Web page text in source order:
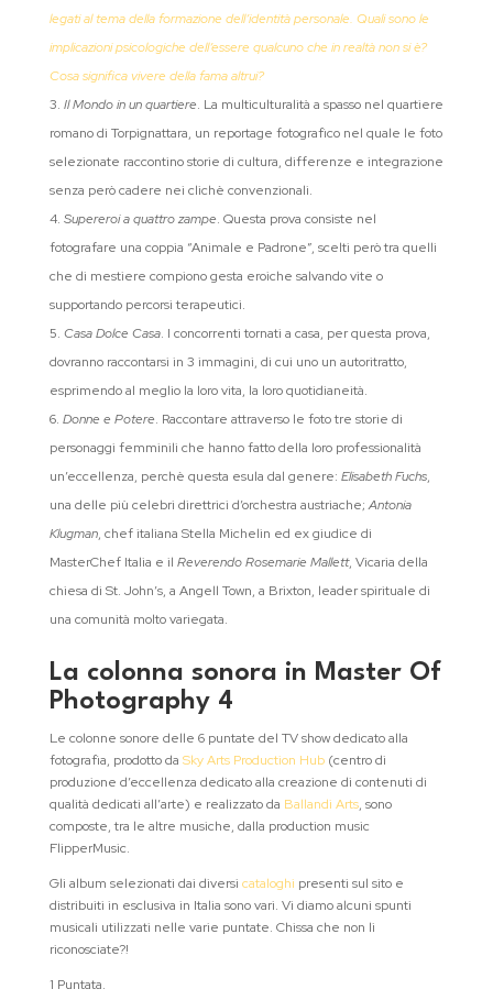
legati al tema della formazione dell’identità personale. Quali sono le
implicazioni psicologiche dell’essere qualcuno che in realtà non si è?
Cosa significa vivere della fama altrui?
Il Mondo in un quartiere. La multiculturalità a spasso nel quartiere
romano di Torpignattara, un reportage fotografico nel quale le foto
selezionate raccontino storie di cultura, differenze e integrazione
senza però cadere nei clichè convenzionali.
Supereroi a quattro zampe. Questa prova consiste nel
fotografare una coppia “Animale e Padrone”, scelti però tra quelli
che di mestiere compiono gesta eroiche salvando vite o
supportando percorsi terapeutici.
Casa Dolce Casa. I concorrenti tornati a casa, per questa prova,
dovranno raccontarsi in 3 immagini, di cui uno un autoritratto,
esprimendo al meglio la loro vita, la loro quotidianeità.
Donne e Potere. Raccontare attraverso le foto tre storie di
personaggi femminili che hanno fatto della loro professionalità
un’eccellenza, perchè questa esula dal genere: Elisabeth Fuchs,
una delle più celebri direttrici d’orchestra austriache;Antonia
Klugman, chef italiana Stella Michelin ed ex giudice di
MasterChef Italia e il Reverendo Rosemarie Mallett, Vicaria della
chiesa di St. John’s, a Angell Town, a Brixton, leader spirituale di
una comunità molto variegata.
La colonna sonora in Master Of
Photography 4
Le colonne sonore delle 6 puntate del TV show dedicato alla
fotografia, prodotto da Sky Arts Production Hub(centro di
produzione d’eccellenza dedicato alla creazione di contenuti di
qualità dedicati all’arte) e realizzato da Ballandi Arts, sono
composte, tra le altre musiche, dalla production music
FlipperMusic.
Gli album selezionati dai diversi cataloghi presenti sul sito e
distribuiti in esclusiva in Italia sono vari. Vi diamo alcuni spunti
musicali utilizzati nelle varie puntate. Chissa che non li
riconosciate?!
1 Puntata.